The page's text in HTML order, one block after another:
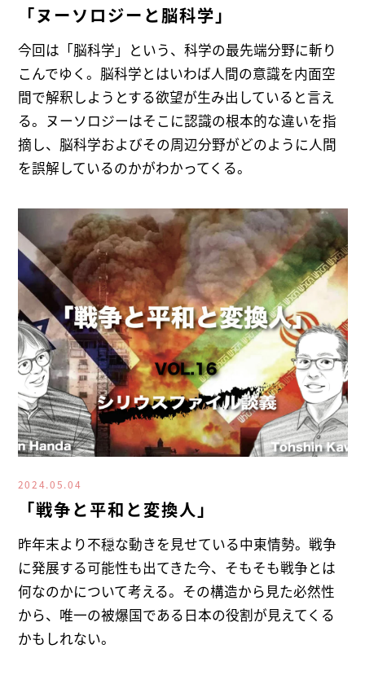
「ヌーソロジーと脳科学」
今回は「脳科学」という、科学の最先端分野に斬り
こんでゆく。脳科学とはいわば人間の意識を内面空
間で解釈しようとする欲望が生み出していると言え
る。ヌーソロジーはそこに認識の根本的な違いを指
摘し、脳科学およびその周辺分野がどのように人間
を誤解しているのかがわかってくる。
2024.05.04
「戦争と平和と変換人」
昨年末より不穏な動きを見せている中東情勢。戦争
に発展する可能性も出てきた今、そもそも戦争とは
何なのかについて考える。その構造から見た必然性
から、唯一の被爆国である日本の役割が見えてくる
かもしれない。